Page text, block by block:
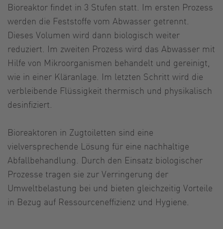
Bioreaktor findet in 3 Stufen statt. Im ersten Prozess
werden die Feststoffe vom Abwasser getrennt.
Dieses Volumen wird dann biologisch weiter
reduziert. Im zweiten Prozess wird das Abwasser mit
Hilfe von Mikroorganismen behandelt und gereinigt,
wie in einer Kläranlage. Im letzten Schritt wird die
verbleibende Flüssigkeit thermisch und physikalisch
desinfiziert.
Bioreaktoren in Zugtoiletten sind eine
vielversprechende Lösung für eine nachhaltige
Abfallbehandlung. Durch den Einsatz biologischer
Prozesse tragen sie zur Verringerung der
Umweltbelastung bei und bieten gleichzeitig Vorteile
in Bezug auf Ressourceneffizienz und Hygiene.